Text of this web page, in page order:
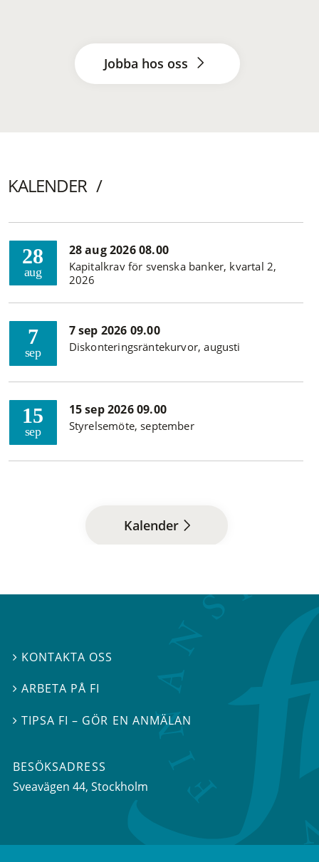
Jobba hos oss
KALENDER
28
aug
28 aug 2026 08.00
Kapitalkrav för svenska banker, kvartal 2,
2026
7
sep
7 sep 2026 09.00
Diskonteringsräntekurvor, augusti
15
sep
15 sep 2026 09.00
Styrelsemöte, september
Kalender
 KONTAKTA OSS
ARBETA PÅ FI
TIPSA FI – GÖR EN ANMÄLAN
BESÖKSADRESS
Sveavägen 44, Stockholm